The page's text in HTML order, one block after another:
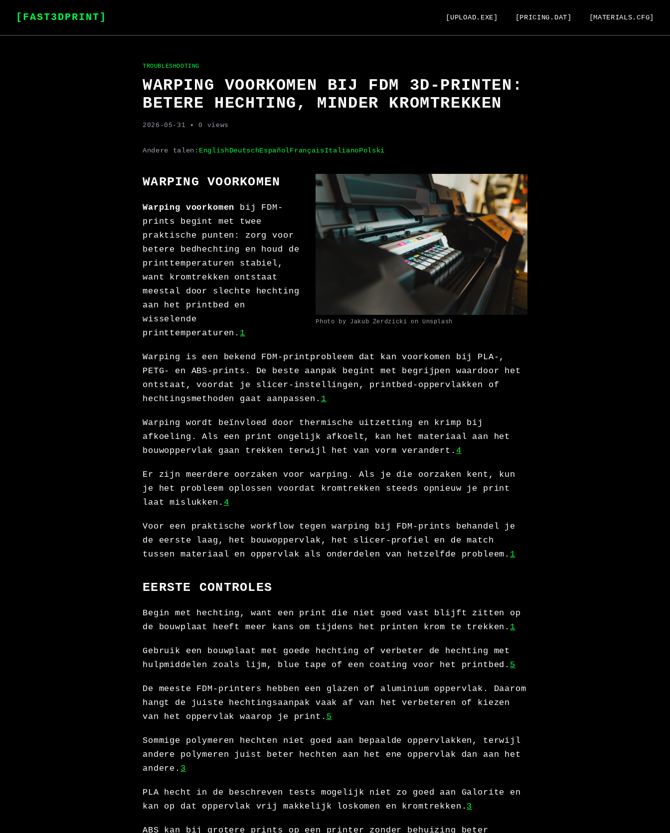
[FAST3DPRINT] [UPLOAD.EXE] [PRICING.DAT] [MATERIALS.CFG]
TROUBLESHOOTING
WARPING VOORKOMEN BIJ FDM 3D-PRINTEN:
BETERE HECHTING, MINDER KROMTREKKEN
2026-05-31 • 0 views
Andere talen: EnglishDeutschEspañolFrançaisItalianoPolski
Photo by Jakub Żerdzicki on Unsplash
WARPING VOORKOMEN
Warping voorkomen bij FDM-
prints begint met twee
praktische punten: zorg voor
betere bedhechting en houd de
printtemperaturen stabiel,
want kromtrekken ontstaat
meestal door slechte hechting
aan het printbed en
wisselende
printtemperaturen. 1
Warping is een bekend FDM-printprobleem dat kan voorkomen bij PLA-,
PETG- en ABS-prints. De beste aanpak begint met begrijpen waardoor het
ontstaat, voordat je slicer-instellingen, printbed-oppervlakken of
hechtingsmethoden gaat aanpassen. 1
Warping wordt beïnvloed door thermische uitzetting en krimp bij
afkoeling. Als een print ongelijk afkoelt, kan het materiaal aan het
bouwoppervlak gaan trekken terwijl het van vorm verandert. 4
Er zijn meerdere oorzaken voor warping. Als je die oorzaken kent, kun
je het probleem oplossen voordat kromtrekken steeds opnieuw je print
laat mislukken. 4
Voor een praktische workflow tegen warping bij FDM-prints behandel je
de eerste laag, het bouwoppervlak, het slicer-profiel en de match
tussen materiaal en oppervlak als onderdelen van hetzelfde probleem. 1
EERSTE CONTROLES
Begin met hechting, want een print die niet goed vast blijft zitten op
de bouwplaat heeft meer kans om tijdens het printen krom te trekken. 1
Gebruik een bouwplaat met goede hechting of verbeter de hechting met
hulpmiddelen zoals lijm, blue tape of een coating voor het printbed. 5
De meeste FDM-printers hebben een glazen of aluminium oppervlak. Daarom
hangt de juiste hechtingsaanpak vaak af van het verbeteren of kiezen
van het oppervlak waarop je print. 5
Sommige polymeren hechten niet goed aan bepaalde oppervlakken, terwijl
andere polymeren juist beter hechten aan het ene oppervlak dan aan het
andere. 3
PLA hecht in de beschreven tests mogelijk niet zo goed aan Galorite en
kan op dat oppervlak vrij makkelijk loskomen en kromtrekken. 3
ABS kan bij grotere prints op een printer zonder behuizing beter